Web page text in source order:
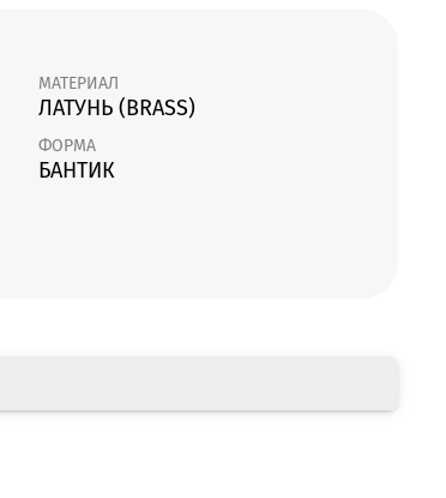
МАТЕРИАЛ
ЛАТУНЬ (BRASS)
ФОРМА
БАНТИК